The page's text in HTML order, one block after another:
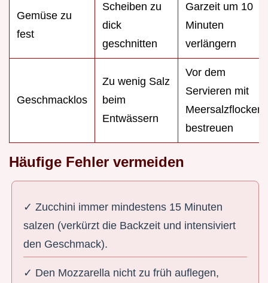
Gemüse zu
fest
Scheiben zu
dick
geschnitten
Garzeit um 10
Minuten
verlängern
Geschmacklos
Zu wenig Salz
beim
Entwässern
Vor dem
Servieren mit
Meersalzflocken
bestreuen
Häufige Fehler vermeiden
✓ Zucchini immer mindestens 15 Minuten
salzen (verkürzt die Backzeit und intensiviert
den Geschmack).
✓ Den Mozzarella nicht zu früh auflegen,